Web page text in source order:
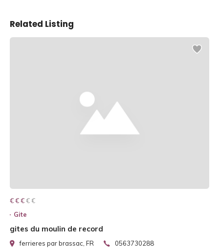
Related Listing
€ € € € €
€ € €
Gite
gites du moulin de record
ferrieres par brassac, FR 0563730288